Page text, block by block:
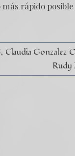
rápido
Claudia Gonzalez
Rudy